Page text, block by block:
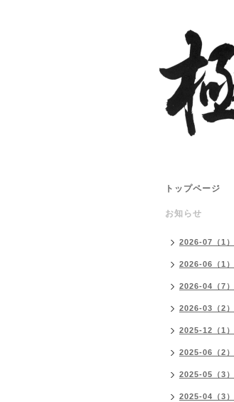
トップページ
お知らせ
2026-07（1）
2026-06（1）
2026-04（7）
2026-03（2）
2025-12（1）
2025-06（2）
2025-05（3）
2025-04（3）